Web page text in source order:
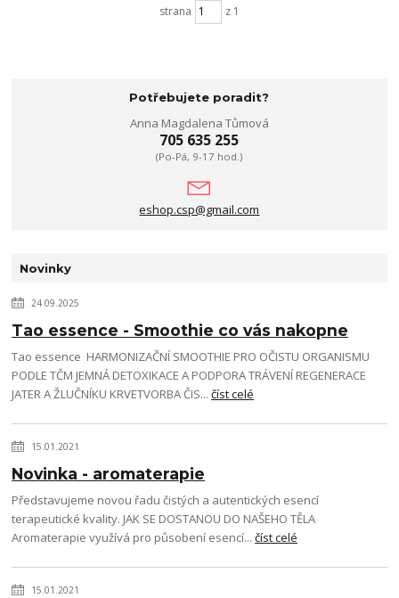
strana z 1
Potřebujete poradit?
Anna Magdalena Tůmová
705 635 255
(Po-Pá, 9-17 hod.)
eshop.csp@gmail.com
Novinky
24.09.2025
Tao essence - Smoothie co vás nakopne
Tao essence HARMONIZAČNÍ SMOOTHIE PRO OČISTU ORGANISMU
PODLE TČM JEMNÁ DETOXIKACE A PODPORA TRÁVENÍ REGENERACE
JATER A ŽLUČNÍKU KRVETVORBA ČIS...číst celé
15.01.2021
Novinka - aromaterapie
Představujeme novou řadu čistých a autentických esencí
terapeutické kvality. JAK SE DOSTANOU DO NAŠEHO TĚLA
Aromaterapie využívá pro působení esencí...číst celé
15.01.2021